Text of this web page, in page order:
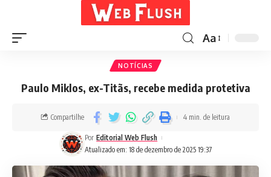
Aa
NOTÍCIAS
Paulo Miklos, ex-Titãs, recebe medida protetiva
Atualizado em: 18 de dezembro de 2025 19:37
Por Editorial Web Flush
Compartilhe 4 min. de leitura